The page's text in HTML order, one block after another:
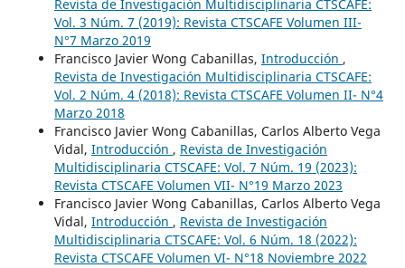
Revista de Investigación Multidisciplinaria CTSCAFE:
Vol. 3 Núm. 7 (2019): Revista CTSCAFE Volumen III-
N°7 Marzo 2019
Francisco Javier Wong Cabanillas, Introducción ,
Revista de Investigación Multidisciplinaria CTSCAFE:
Vol. 2 Núm. 4 (2018): Revista CTSCAFE Volumen II- N°4
Marzo 2018
Francisco Javier Wong Cabanillas, Carlos Alberto Vega
Vidal, Introducción , Revista de Investigación
Multidisciplinaria CTSCAFE: Vol. 7 Núm. 19 (2023):
Revista CTSCAFE Volumen VII- N°19 Marzo 2023
Francisco Javier Wong Cabanillas, Carlos Alberto Vega
Vidal, Introducción , Revista de Investigación
Multidisciplinaria CTSCAFE: Vol. 6 Núm. 18 (2022):
Revista CTSCAFE Volumen VI- N°18 Noviembre 2022